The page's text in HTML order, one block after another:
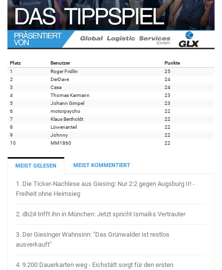
Platz Benutzer
Punkte
1
Roger Fridlin
25
2
DerDave
24
3
Casa
24
4
Thomas Karmann
23
5
Johann Gimpel
23
6
motorpsycho
22
7
Klaus Bertholdt
22
8
Löwenanteil
22
9
Johnny
22
10
MM1860 22
MEIST GELESEN MEIST KOMMENTIERT
1. Die Ticker-Nachlese aus Giesing: Nur 2:2 gegen Augsburg II! -
Freiheit ohne Heimsieg
2. db24 trifft ihn in München: Jetzt spricht Ismaiks Vertrauter
3. Der Giesinger Wahnsinn: "Das Grünwalder ist restlos
ausverkauft"
4. 9.200 Dauerkarten weg - Eichstätt sorgt für den ersten